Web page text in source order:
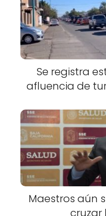
Se registra
afluencia de
Maestros aún
cruzar